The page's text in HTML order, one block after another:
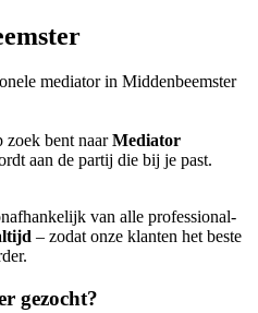
mediator in Middenbeemster
zoek bent naarMediator
aan de partij die bij je past.
van alle professional-
– zodat onze klanten het beste
gezocht?